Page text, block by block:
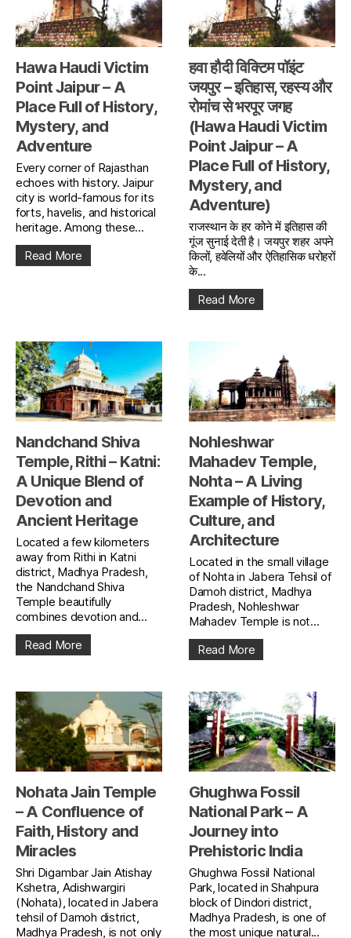
Hawa Haudi Victim
Point Jaipur – A
Place Full of History,
Mystery, and
Adventure
Every corner of Rajasthan
echoes with history. Jaipur
city is world-famous for its
forts, havelis, and historical
heritage. Among these...
Read More
हवा हौदी विक्टिम पॉइंट
जयपुर – इतिहास, रहस्य और
रोमांच से भरपूर जगह
(Hawa Haudi Victim
Point Jaipur – A
Place Full of History,
Mystery, and
Adventure)
राजस्थान के हर कोने में इतिहास की
गूंज सुनाई देती है। जयपुर शहर अपने
किलों, हवेलियों और ऐतिहासिक धरोहरों
के...
Read More
Nandchand Shiva
Temple, Rithi – Katni:
A Unique Blend of
Devotion and
Ancient Heritage
Located a few kilometers
away from Rithi in Katni
district, Madhya Pradesh,
the Nandchand Shiva
Temple beautifully
combines devotion and...
Read More
Nohleshwar
Mahadev Temple,
Nohta – A Living
Example of History,
Culture, and
Architecture
Located in the small village
of Nohta in Jabera Tehsil of
Damoh district, Madhya
Pradesh, Nohleshwar
Mahadev Temple is not...
Read More
Nohata Jain Temple
– A Confluence of
Faith, History and
Miracles
Shri Digambar Jain Atishay
Kshetra, Adishwargiri
(Nohata), located in Jabera
tehsil of Damoh district,
Madhya Pradesh, is not only
Ghughwa Fossil
National Park – A
Journey into
Prehistoric India
Ghughwa Fossil National
Park, located in Shahpura
block of Dindori district,
Madhya Pradesh, is one of
the most unique natural...